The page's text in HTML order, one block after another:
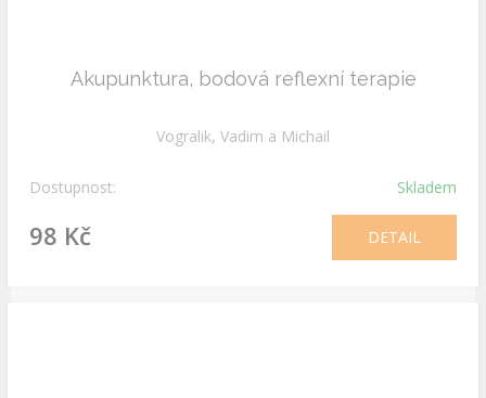
Akupunktura, bodová reflexní terapie
Vogralik, Vadim a Michail
Dostupnost: Skladem
98 Kč DETAIL